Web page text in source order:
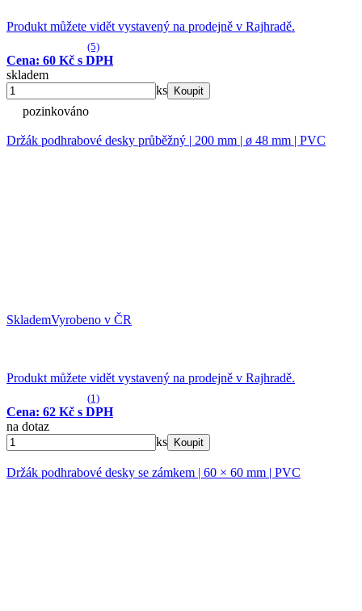
Produkt můžete vidět vystavený na prodejně v Rajhradě.
(5)
Cena: 60 Kč s DPH
skladem
ks
Koupit
pozinkováno
Držák podhrabové desky průběžný | 200 mm | ø 48 mm | PVC
SklademVyrobeno v ČR
Produkt můžete vidět vystavený na prodejně v Rajhradě.
(1)
Cena: 62 Kč s DPH
na dotaz
ks
Koupit
Držák podhrabové desky se zámkem | 60 × 60 mm | PVC